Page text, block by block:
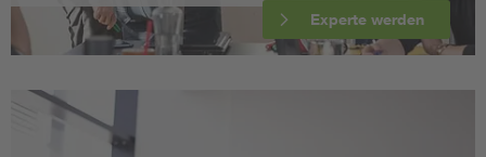
Experte werden